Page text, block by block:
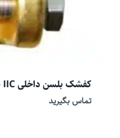
کفشک بلسن داخلی 20NF-250 – IIC
تماس بگیرید